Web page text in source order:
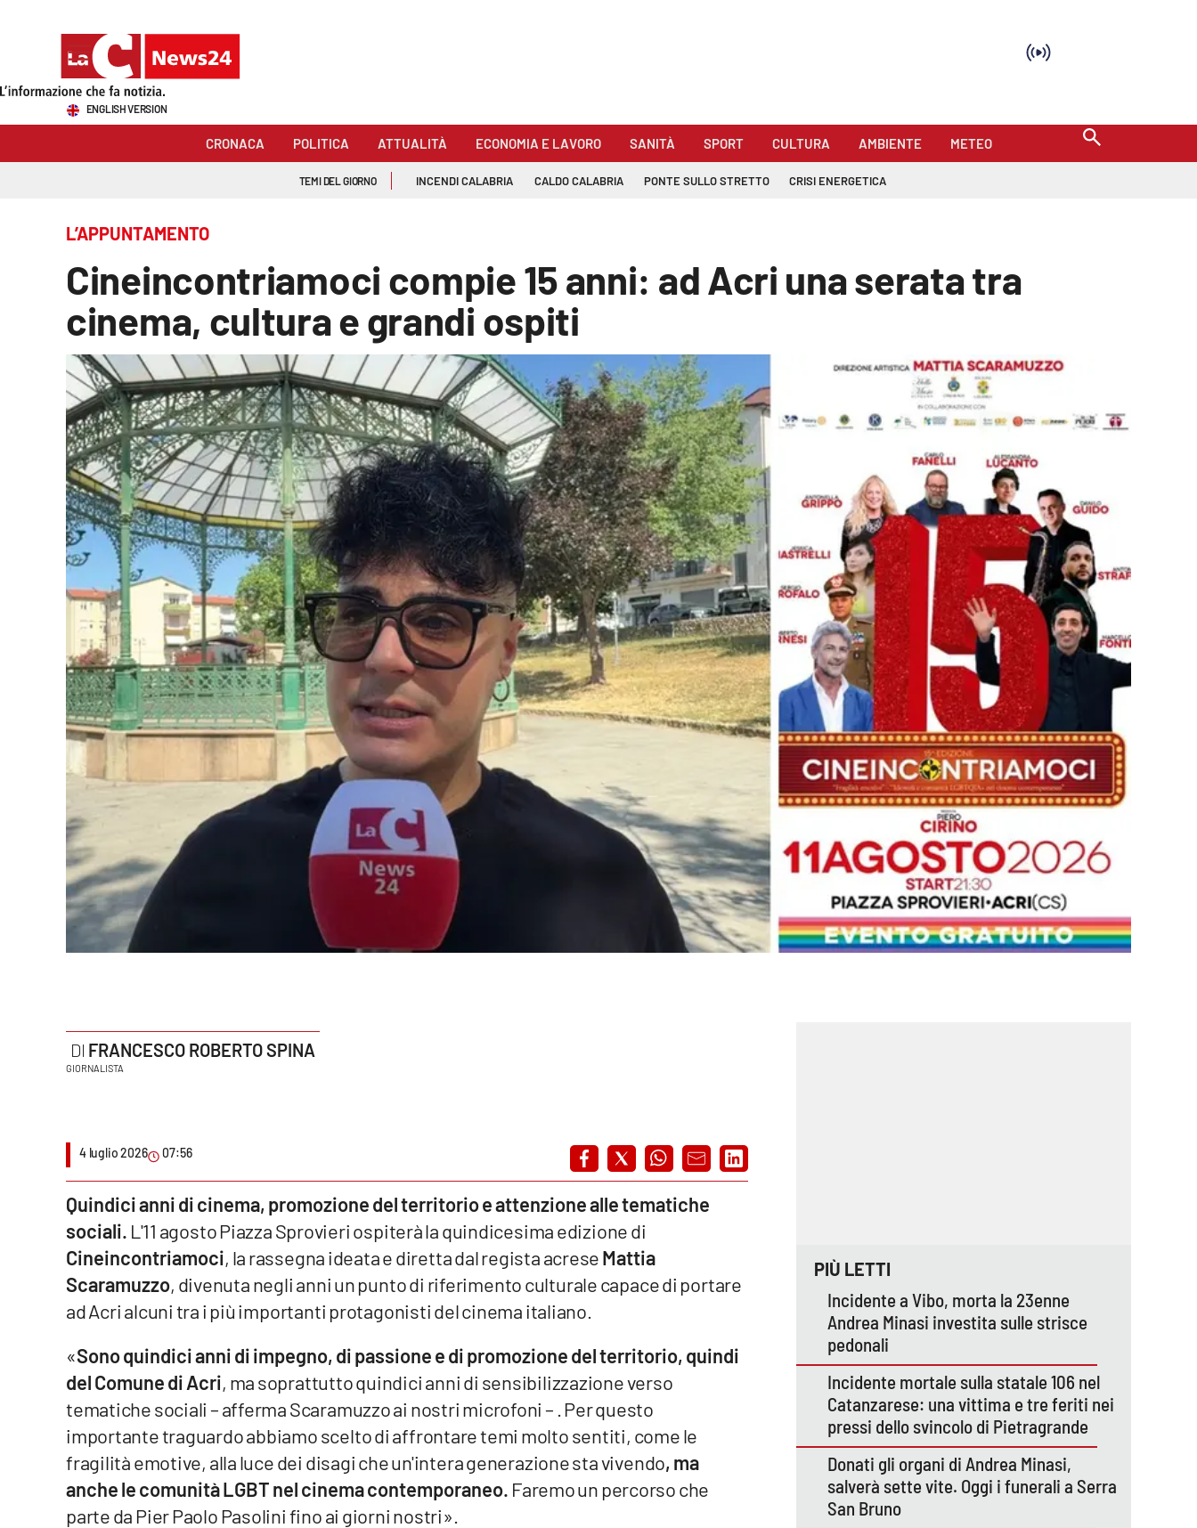
Sezioni
Economia e lavoro
Italia Mondo
Parchi Marini Calabria
Imprese Di Calabria
Le perfidie di Antonella Grippo
Venti di comunicazione
Streaming
LaC Network
ENGLISH VERSION
CRONACA POLITICA ATTUALITÀ ECONOMIA E LAVORO SANITÀ SPORT CULTURA AMBIENTE METEO
TEMI DEL GIORNO INCENDI CALABRIA CALDO CALABRIA PONTE SULLO STRETTO CRISI ENERGETICA
L’APPUNTAMENTO
Cineincontriamoci compie 15 anni: ad Acri una serata tra
cinema, cultura e grandi ospiti
FRANCESCO ROBERTO SPINA
GIORNALISTA
4 luglio 2026 07:56
Quindici anni di cinema, promozione del territorio e attenzione alle tematiche
sociali. L'11 agosto Piazza Sprovieri ospiterà la quindicesima edizione di
Cineincontriamoci, la rassegna ideata e diretta dal regista acreseMattia
Scaramuzzo, divenuta negli anni un punto di riferimento culturale capace di portare
ad Acri alcuni tra i più importanti protagonisti del cinema italiano.
«Sono quindici anni di impegno, di passione e di promozione del territorio, quindi
del Comune di Acri, ma soprattutto quindici anni di sensibilizzazione verso
tematiche sociali – afferma Scaramuzzo ai nostri microfoni – . Per questo
importante traguardo abbiamo scelto di affrontare temi molto sentiti, come le
fragilità emotive, alla luce dei disagi che un'intera generazione sta vivendo, ma
anche le comunità LGBT nel cinema contemporaneo. Faremo un percorso che
parte da Pier Paolo Pasolini fino ai giorni nostri».
PIÙ LETTI
Incidente a Vibo, morta la 23enne
Andrea Minasi investita sulle strisce
pedonali
Incidente mortale sulla statale 106 nel
Catanzarese: una vittima e tre feriti nei
pressi dello svincolo di Pietragrande
Donati gli organi di Andrea Minasi,
salverà sette vite. Oggi i funerali a Serra
San Bruno